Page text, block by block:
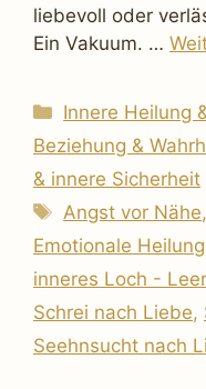
liebevoll oder
Ein Vakuum. …
Kategorien
Innere Heilung
Beziehung &
& innere Sicherheit
Schlagwörter
Angst vor Nähe,
Emotionale Heilung
inneres Loch -
Schrei nach Liebe,
Seehnsucht nach